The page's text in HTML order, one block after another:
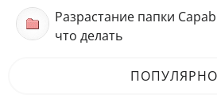
Разрастание папки
что делать